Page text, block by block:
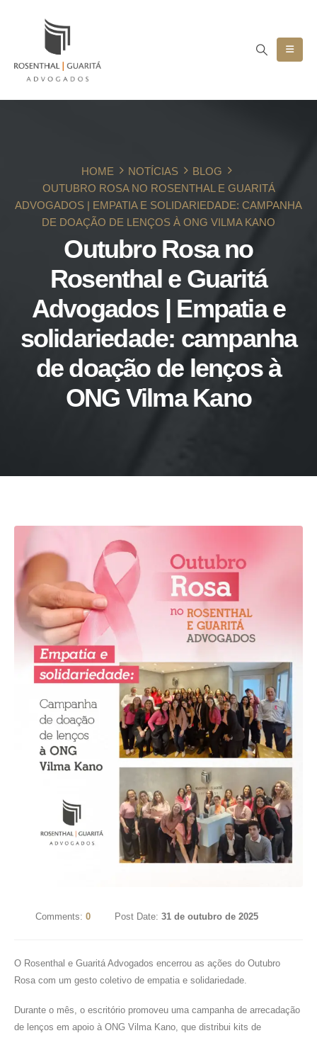
HOME NOTÍCIAS
BLOG
OUTUBRO ROSA NO ROSENTHAL E GUARITÁ
ADVOGADOS | EMPATIA E SOLIDARIEDADE: CAMPANHA
DE DOAÇÃO DE LENÇOS À ONG VILMA KANO
Outubro Rosa no
Rosenthal e Guaritá
Advogados | Empatia e
solidariedade: campanha
de doação de lenços à
ONG Vilma Kano
Comments: 0 Post Date: 31 de outubro de 2025
O Rosenthal e Guaritá Advogados encerrou as ações do Outubro
Rosa com um gesto coletivo de empatia e solidariedade.
Durante o mês, o escritório promoveu uma campanha de arrecadação
de lenços em apoio à ONG Vilma Kano, que distribui kits de